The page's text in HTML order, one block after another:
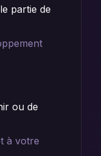
partie de
ou de
à votre